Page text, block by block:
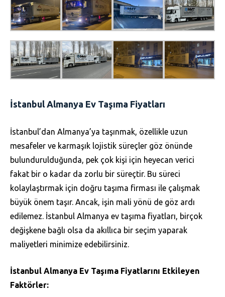
İstanbul Almanya Ev Taşıma Fiyatları
İstanbul’dan Almanya’ya taşınmak, özellikle uzun
mesafeler ve karmaşık lojistik süreçler göz önünde
bulundurulduğunda, pek çok kişi için heyecan verici
fakat bir o kadar da zorlu bir süreçtir. Bu süreci
kolaylaştırmak için doğru taşıma firması ile çalışmak
büyük önem taşır. Ancak, işin mali yönü de göz ardı
edilemez. İstanbul Almanya ev taşıma fiyatları, birçok
değişkene bağlı olsa da akıllıca bir seçim yaparak
maliyetleri minimize edebilirsiniz.
İstanbul Almanya Ev Taşıma Fiyatlarını Etkileyen
Faktörler: